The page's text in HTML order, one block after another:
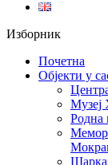
Изборник
Почетна
Објекти у
Музеј
Родна